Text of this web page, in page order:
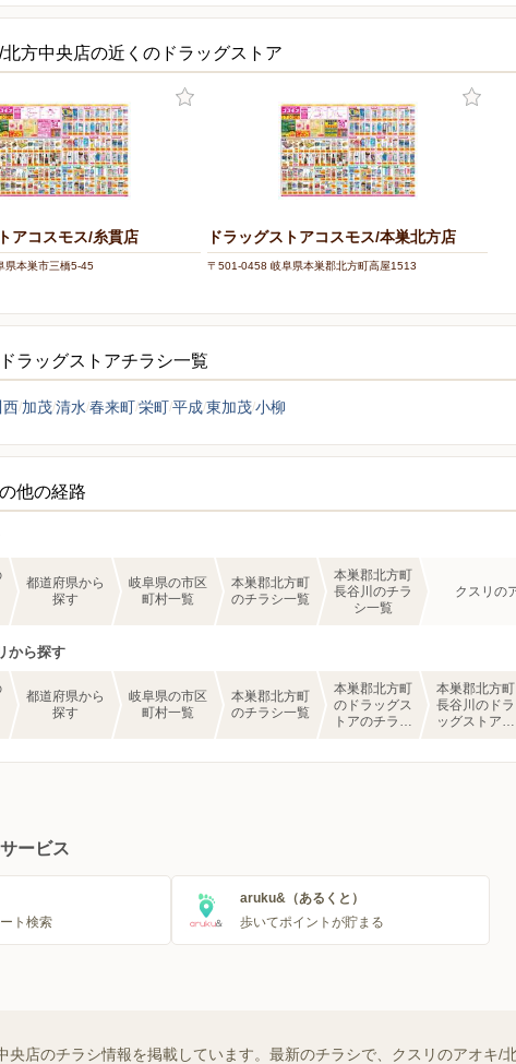
方中央店の近くのドラッグストア
アコスモス/糸貫店
県本巣市三橋5-45
ドラッグストアコスモス/本巣北方店
〒501-0458 岐阜県本巣郡北方町高屋1513
ラッグストアチラシ一覧
西 加茂清水 春来町栄町平成東加茂小柳
他の経路
都道府県から
探す
岐阜県の市区
町村一覧
本巣郡北方町
のチラシ一覧
本巣郡北方町
長谷川のチラ
シ一覧
クスリの
から探す
都道府県から
探す
岐阜県の市区
町村一覧
本巣郡北方町
のチラシ一覧
本巣郡北方町
のドラッグス
トアのチラシ
本巣郡北方町
長谷川のドラ
ッグストアの
ービス
ト検索
aruku&（あるくと）
歩いてポイントが貯まる
央店のチラシ情報を掲載しています。最新のチラシで、クスリのアオキ/